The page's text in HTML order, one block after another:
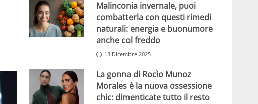
Malinconia invernale, puoi
combatterla con questi rimedi
naturali: energia e buonumore
anche col freddo
13 Dicembre 2025
La gonna di Rocìo Munoz
Morales è la nuova ossessione
chic: dimenticate tutto il resto